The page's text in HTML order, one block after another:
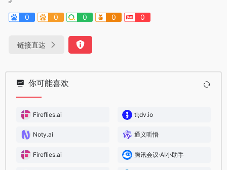
0 0 0 0 0
链接直达
你可能喜欢
Fireflies.ai tl;dv.io
Noty.ai 通义听悟
Fireflies.ai 腾讯会议·AI小助手